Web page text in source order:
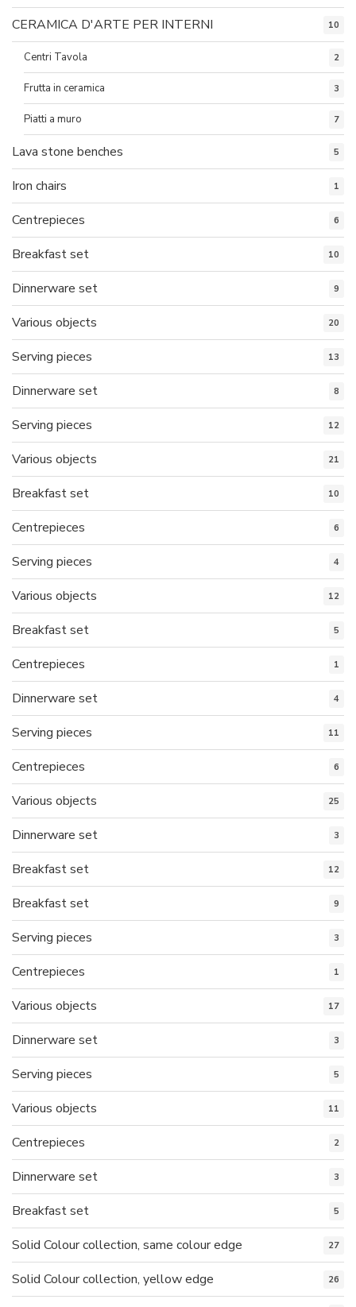
CERAMICA D'ARTE PER INTERNI 10
Centri Tavola 2
Frutta in ceramica 3
Piatti a muro 7
Lava stone benches 5
Iron chairs 1
Centrepieces 6
Breakfast set 10
Dinnerware set 9
Various objects 20
Serving pieces 13
Dinnerware set 8
Serving pieces 12
Various objects 21
Breakfast set 10
Centrepieces 6
Serving pieces 4
Various objects 12
Breakfast set 5
Centrepieces 1
Dinnerware set 4
Serving pieces 11
Centrepieces 6
Various objects 25
Dinnerware set 3
Breakfast set 12
Breakfast set 9
Serving pieces 3
Centrepieces 1
Various objects 17
Dinnerware set 3
Serving pieces 5
Various objects 11
Centrepieces 2
Dinnerware set 3
Breakfast set 5
Solid Colour collection, same colour edge 27
Solid Colour collection, yellow edge 26